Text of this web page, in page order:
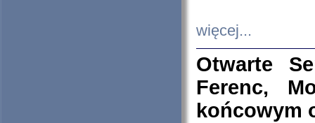
więcej...
Otwarte
Ferenc,
końcowym